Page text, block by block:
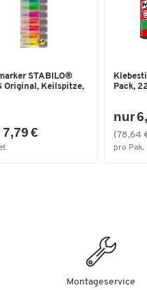
STABILO®
Original, Keilspitze,
€
Pack,
nur
(78,64
pro Pak.
Montageservice